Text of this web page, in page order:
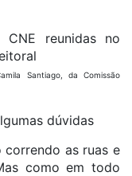
Santiago, da Comissão
dúvidas
correndo as ruas e
como em todo